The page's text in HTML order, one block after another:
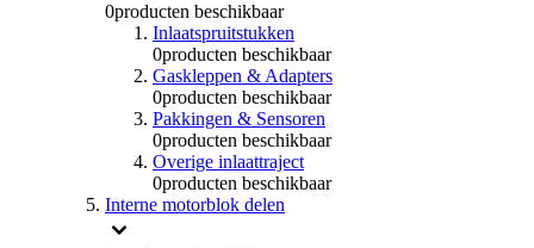
0producten beschikbaar
Inlaatspruitstukken
0producten beschikbaar
Gaskleppen & Adapters
0producten beschikbaar
Pakkingen & Sensoren
0producten beschikbaar
Overige inlaattraject
0producten beschikbaar
Interne motorblok delen